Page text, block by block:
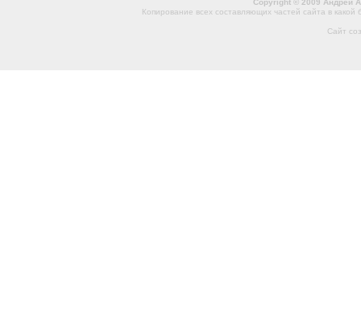
Copyright © 2009 Андрей
Копирование всех составляющих частей сайта в
Сайт